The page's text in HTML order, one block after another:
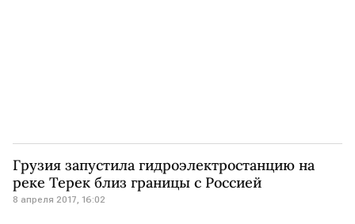
Грузия запустила гидроэлектростанцию на
реке Терек близ границы с Россией
8 апреля 2017, 16:02